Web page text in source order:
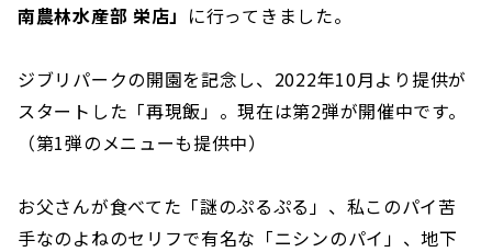
南農林水産部 栄店」 に行ってきました。
ジブリパークの開園を記念し、2022年10月より提供が
スタートした「再現飯」。現在は第2弾が開催中です。
（第1弾のメニューも提供中）
お父さんが食べてた「謎のぷるぷる」、私このパイ苦
手なのよねのセリフで有名な「ニシンのパイ」、地下